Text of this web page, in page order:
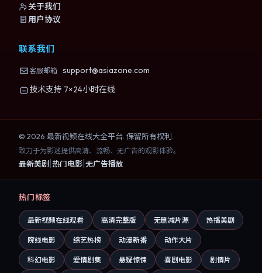
关于我们
用户协议
联系我们
客服邮箱 support@asiazone.com
技术支持 7×24小时在线
© 2026 最新视频在线大全平台. 保留所有权利.
致力于为影迷提供高清、流畅、无广告的观影体验。
最新美剧 热门电影 无广告播放
热门标签
最新视频在线观看 高清完整版 无删减片源 热播美剧
院线电影 综艺热榜 动漫新番 动作大片
科幻电影 爱情剧集 悬疑惊悚 喜剧电影 剧情片